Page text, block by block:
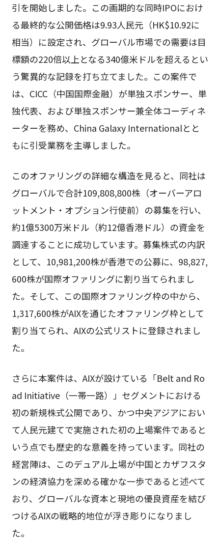
引を開始しました。この画期的な同時IPOにおけ
る最終的な公開価格は9.93人民元（HK$10.92に
相当）に設定され、グローバル市場での需要は目
標額の220倍以上となる340億米ドルを超えるとい
う驚異的な記録を打ち立てました。この案件で
は、CICC（中国国際金融）が単独スポンサー、単
独代表、および単独スポンサー兼全体コーディネ
ーターを務め、China Galaxy Internationalとと
もに引受業務を主導しました。
このオファリングの詳細な構造を見ると、同社は
グローバルで合計109,808,800株（オーバーアロ
ットメント・オプション行使前）の募集を行い、
約1億5300万米ドル（約12億香港ドル）の資金を
調達することに成功しています。募集株式の内訳
として、10,981,200株が香港での公募に、98,827,
600株が国際オファリングに割り当てられまし
た。そして、この国際オファリング枠の中から、
1,317,600株がAIXを通じたオファリング枠として
割り当てられ、AIXの公式リストに登録されまし
た。
さらに本案件は、AIXが設けている「Belt and Ro
ad Initiative（一帯一路）」セグメントにおける
初の新規株式公開であり、かつ中央アジアにおい
て人民元建てで実施された初の上場案件であると
いう点でも歴史的な意義を持っています。同社の
経営陣は、このデュアル上場が中国とカザフスタ
ンの経済協力を深める確かな一歩であると述べて
おり、グローバルな資本と現地の優良資産を結び
つけるAIXの戦略的地位が浮き彫りになりまし
た。